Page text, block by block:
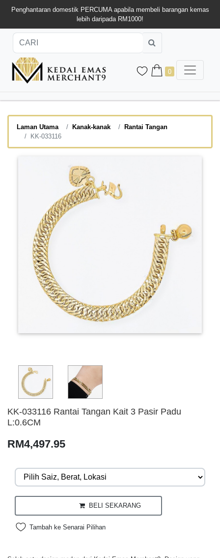
Penghantaran domestik PERCUMA apabila membeli barangan kemas
lebih daripada RM1000!
0
Laman Utama Kanak-kanak
Rantai Tangan
KK-033116
KK-033116 Rantai Tangan Kait 3 Pasir Padu
L:0.6CM
RM4,497.95
BELI SEKARANG
Tambah ke Senarai Pilihan